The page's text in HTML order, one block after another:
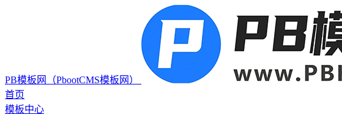
PB模板网（PbootCMS模板网）
首页
模板中心